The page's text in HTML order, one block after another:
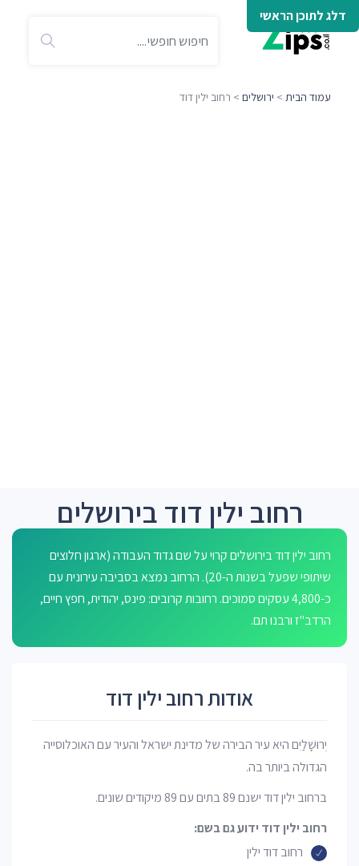
דלג לתוכן הראשי
עמוד הבית > ירושלים > רחוב ילין דוד
רחוב ילין דוד בירושלים
רחוב ילין דוד בירושלים קרוי על שם גדוד העבודה (ארגון חלוצים
שיתופי שפעל בשנות ה-20). הרחוב נמצא בסביבה עירונית עם
כ-4,800 עסקים סמוכים. רחובות קרובים: פינס, יהודית, חפץ חיים,
הרדב"ז ורבנו תם.
אודות רחוב ילין דוד
יְרוּשָׁלַיִם היא עיר הבירה של מדינת ישראל והעיר עם האוכלוסייה
הגדולה ביותר בה.
ברחוב ילין דוד ישנם 89 בתים עם 89 מיקודים שונים.
רחוב ילין דוד ידוע גם בשם:
רחוב דוד ילין